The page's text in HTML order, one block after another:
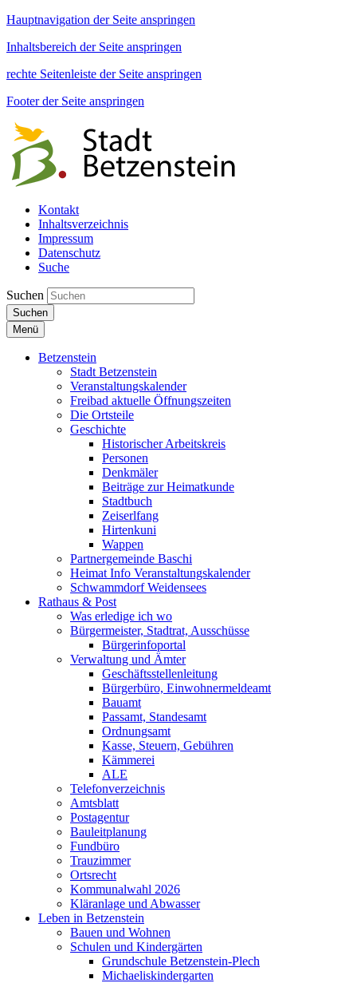
Hauptnavigation der Seite anspringen
Inhaltsbereich der Seite anspringen
rechte Seitenleiste der Seite anspringen
Footer der Seite anspringen
Kontakt
Inhaltsverzeichnis
Impressum
Datenschutz
Suche
Suchen
Suchen
Menü
Betzenstein
Stadt Betzenstein
Veranstaltungskalender
Freibad aktuelle Öffnungszeiten
Die Ortsteile
Geschichte
Historischer Arbeitskreis
Personen
Denkmäler
Beiträge zur Heimatkunde
Stadtbuch
Zeiserlfang
Hirtenkuni
Wappen
Partnergemeinde Baschi
Heimat Info Veranstaltungskalender
Schwammdorf Weidensees
Rathaus & Post
Was erledige ich wo
Bürgermeister, Stadtrat, Ausschüsse
Bürgerinfoportal
Verwaltung und Ämter
Geschäftsstellenleitung
Bürgerbüro, Einwohnermeldeamt
Bauamt
Passamt, Standesamt
Ordnungsamt
Kasse, Steuern, Gebühren
Kämmerei
ALE
Telefonverzeichnis
Amtsblatt
Postagentur
Bauleitplanung
Fundbüro
Trauzimmer
Ortsrecht
Kommunalwahl 2026
Kläranlage und Abwasser
Leben in Betzenstein
Bauen und Wohnen
Schulen und Kindergärten
Grundschule Betzenstein-Plech
Michaeliskindergarten